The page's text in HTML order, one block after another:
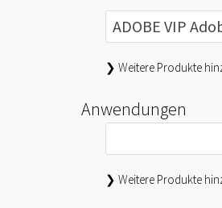
❯ Weitere Produkte
Anwendungen
❯ Weitere Produkte